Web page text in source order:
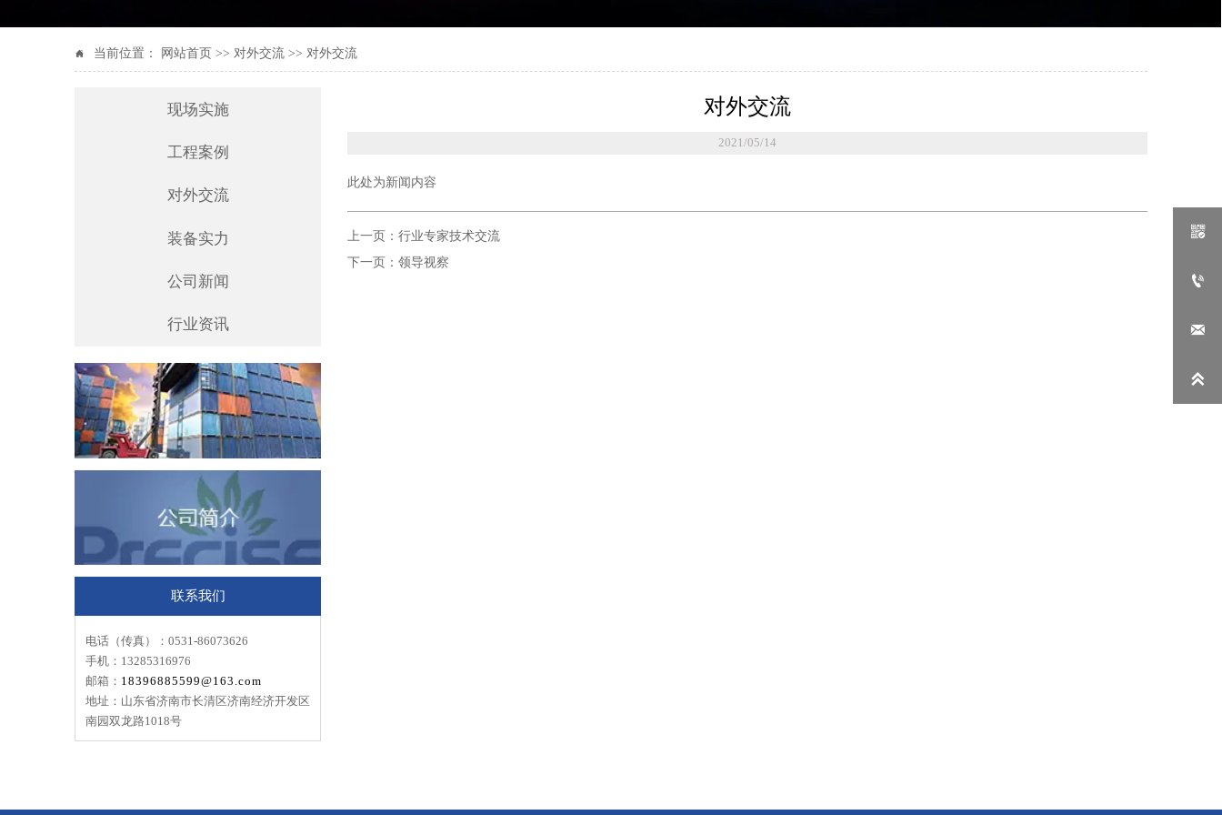
 当前位置： 网站首页 >> 对外交流 >> 对外交流
现场实施
工程案例
对外交流
装备实力
公司新闻
行业资讯
联系我们
电话（传真）： 0531-86073626
手机：13285316976
邮箱： 18396885599@163.com
地址：山东省济南市长清区济南经济开发区
南园双龙路1018号
对外交流
2021/05/14
此处为新闻内容
上一页： 行业专家技术交流
下一页： 领导视察



